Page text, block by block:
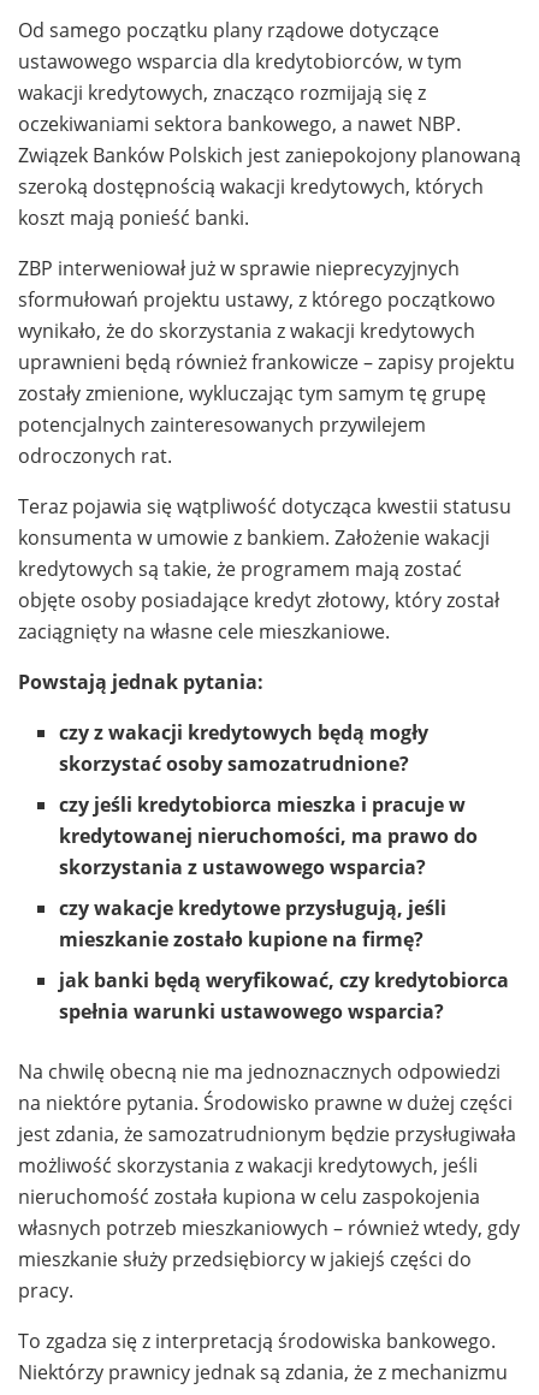
Od samego początku plany rządowe dotyczące
ustawowego wsparcia dla kredytobiorców, w tym
wakacji kredytowych, znacząco rozmijają się z
oczekiwaniami sektora bankowego, a nawet NBP.
Związek Banków Polskich jest zaniepokojony planowaną
szeroką dostępnością wakacji kredytowych, których
koszt mają ponieść banki.
ZBP interweniował już w sprawie nieprecyzyjnych
sformułowań projektu ustawy, z którego początkowo
wynikało, że do skorzystania z wakacji kredytowych
uprawnieni będą również frankowicze – zapisy projektu
zostały zmienione, wykluczając tym samym tę grupę
potencjalnych zainteresowanych przywilejem
odroczonych rat.
Teraz pojawia się wątpliwość dotycząca kwestii statusu
konsumenta w umowie z bankiem. Założenie wakacji
kredytowych są takie, że programem mają zostać
objęte osoby posiadające kredyt złotowy, który został
zaciągnięty na własne cele mieszkaniowe.
Powstają jednak pytania:
czy z wakacji kredytowych będą mogły
skorzystać osoby samozatrudnione?
czy jeśli kredytobiorca mieszka i pracuje w
kredytowanej nieruchomości, ma prawo do
skorzystania z ustawowego wsparcia?
czy wakacje kredytowe przysługują, jeśli
mieszkanie zostało kupione na firmę?
jak banki będą weryfikować, czy kredytobiorca
spełnia warunki ustawowego wsparcia?
Na chwilę obecną nie ma jednoznacznych odpowiedzi
na niektóre pytania. Środowisko prawne w dużej części
jest zdania, że samozatrudnionym będzie przysługiwała
możliwość skorzystania z wakacji kredytowych, jeśli
nieruchomość została kupiona w celu zaspokojenia
własnych potrzeb mieszkaniowych – również wtedy, gdy
mieszkanie służy przedsiębiorcy w jakiejś części do
pracy.
To zgadza się z interpretacją środowiska bankowego.
Niektórzy prawnicy jednak są zdania, że z mechanizmu